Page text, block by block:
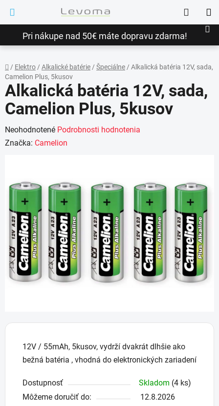
obsah
Pri nákupe nad 50€ máte dopravu zdarma!
Hľadať
Domov
/ Elektro/ Alkalické batérie/ Špeciálne/ Alkalická batéria 12V, sada,
Camelion Plus, 5kusov
12V / 55mAh, 5kusov, vydrží dvakrát dlhšie ako
bežná batéria , vhodná do elektronických zariadení
Dostupnosť Skladom (4 ks)
Môžeme doručiť do:
12.8.2026
Alkalická batéria 12V, sada,
Camelion Plus, 5kusov
Priemerné
hodnotenie
0,0
5
hviezdičiek.
Neohodnotené Podrobnosti hodnotenia
Značka: Camelion